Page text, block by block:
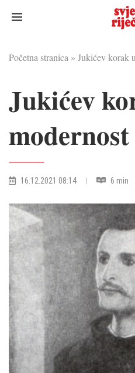
Početna stranica » Jukićev korak
Jukićev
modernost
16.12.2021 08:14 6 min